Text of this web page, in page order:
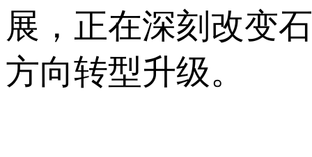
展，正在深刻改变
方向转型升级。